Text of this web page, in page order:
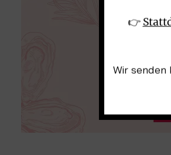
👉